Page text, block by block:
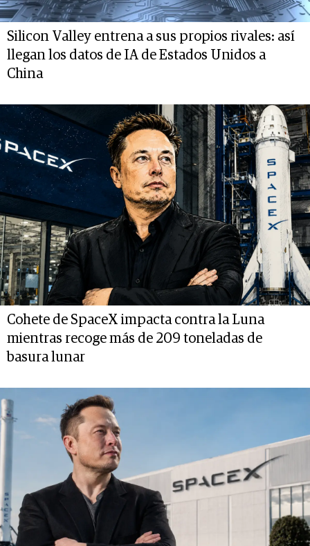
Silicon Valley entrena a sus propios rivales: así
llegan los datos de IA de Estados Unidos a
China
Cohete de SpaceX impacta contra la Luna
mientras recoge más de 209 toneladas de
basura lunar